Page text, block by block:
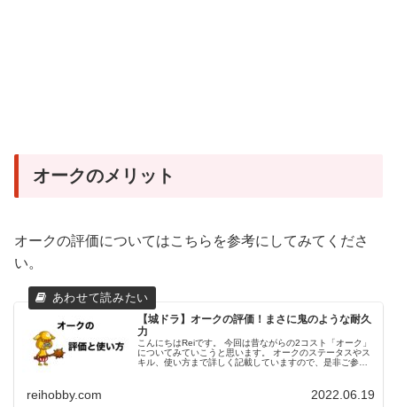
オークのメリット
オークの評価についてはこちらを参考にしてみてくださ
い。
【城ドラ】オークの評価！まさに鬼のような耐久
力
こんにちはReiです。 今回は昔ながらの2コスト「オーク」
についてみていこうと思います。 オークのステータスやス
キル、使い方まで詳しく記載していますので、是非ご参考
reihobby.com 2022.06.19